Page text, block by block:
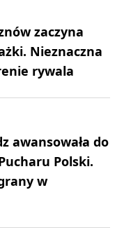
zaczyna
Nieznaczna
rywala
awansowała do
Polski.
w